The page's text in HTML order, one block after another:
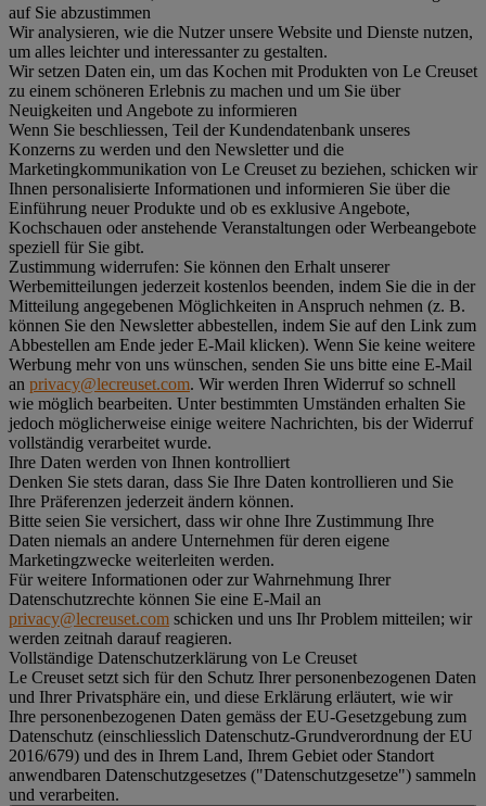
auf Sie abzustimmen
Wir analysieren, wie die Nutzer unsere Website und Dienste nutzen,
um alles leichter und interessanter zu gestalten.
Wir setzen Daten ein, um das Kochen mit Produkten von Le Creuset
zu einem schöneren Erlebnis zu machen und um Sie über
Neuigkeiten und Angebote zu informieren
Wenn Sie beschliessen, Teil der Kundendatenbank unseres
Konzerns zu werden und den Newsletter und die
Marketingkommunikation von Le Creuset zu beziehen, schicken wir
Ihnen personalisierte Informationen und informieren Sie über die
Einführung neuer Produkte und ob es exklusive Angebote,
Kochschauen oder anstehende Veranstaltungen oder Werbeangebote
speziell für Sie gibt.
Zustimmung widerrufen: Sie können den Erhalt unserer
Werbemitteilungen jederzeit kostenlos beenden, indem Sie die in der
Mitteilung angegebenen Möglichkeiten in Anspruch nehmen (z. B.
können Sie den Newsletter abbestellen, indem Sie auf den Link zum
Abbestellen am Ende jeder E-Mail klicken). Wenn Sie keine weitere
Werbung mehr von uns wünschen, senden Sie uns bitte eine E-Mail
an privacy@lecreuset.com. Wir werden Ihren Widerruf so schnell
wie möglich bearbeiten. Unter bestimmten Umständen erhalten Sie
jedoch möglicherweise einige weitere Nachrichten, bis der Widerruf
vollständig verarbeitet wurde.
Ihre Daten werden von Ihnen kontrolliert
Denken Sie stets daran, dass Sie Ihre Daten kontrollieren und Sie
Ihre Präferenzen jederzeit ändern können.
Bitte seien Sie versichert, dass wir ohne Ihre Zustimmung Ihre
Daten niemals an andere Unternehmen für deren eigene
Marketingzwecke weiterleiten werden.
Für weitere Informationen oder zur Wahrnehmung Ihrer
Datenschutzrechte können Sie eine E-Mail an
privacy@lecreuset.com schicken und uns Ihr Problem mitteilen; wir
werden zeitnah darauf reagieren.
Vollständige Datenschutzerklärung von Le Creuset
Le Creuset setzt sich für den Schutz Ihrer personenbezogenen Daten
und Ihrer Privatsphäre ein, und diese Erklärung erläutert, wie wir
Ihre personenbezogenen Daten gemäss der EU-Gesetzgebung zum
Datenschutz (einschliesslich Datenschutz-Grundverordnung der EU
2016/679) und des in Ihrem Land, Ihrem Gebiet oder Standort
anwendbaren Datenschutzgesetzes ("Datenschutzgesetze") sammeln
und verarbeiten.